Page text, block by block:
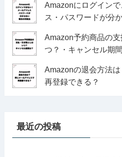
Amazonにログイン
ス・パスワードが分
Amazon予約商品の
つ？・キャンセル期
Amazonの退会方法
再登録できる？
最近の投稿